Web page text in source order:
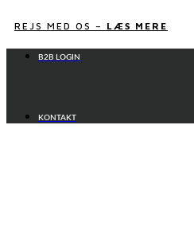
tilREJS MED OS – LÆS MERE
B2B LOGIN
KONTAKT